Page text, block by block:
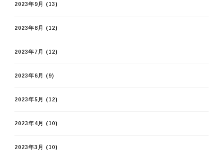
2023年9月 (13)
2023年8月 (12)
2023年7月 (12)
2023年6月 (9)
2023年5月 (12)
2023年4月 (10)
2023年3月 (10)